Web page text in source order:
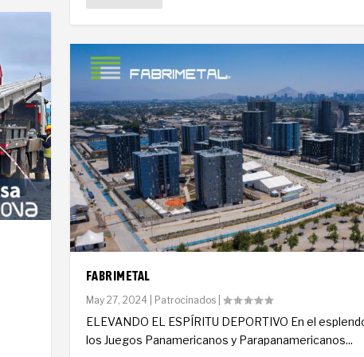
FABRIMETAL
May 27, 2024| Patrocinados|
ELEVANDO EL ESPÍRITU DEPORTIVO En el
los Juegos Panamericanos y Parapanamericanos...